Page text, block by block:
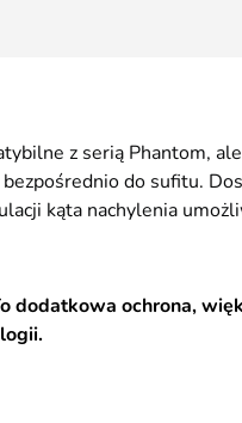
z serią Phantom,
do sufitu.
kąta nachylenia
dodatkowa ochrona,